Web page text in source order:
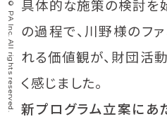
具体的な施策の検討を
の過程で、川野様のフ
れる価値観が、財団活
く感じました。
新プログラム立案にあ
Copyright © PA Inc. All rights reserved.